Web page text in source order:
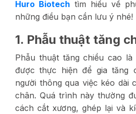
Huro Biotech tìm hiểu về
những điều bạn cần lưu ý nhé!
1. Phẫu thuật tăng
Phẫu thuật tăng chiều cao
được thực hiện để gia tăng
người thông qua việc kéo dài
chân. Quá trình này thường
cách cắt xương, ghép lại và